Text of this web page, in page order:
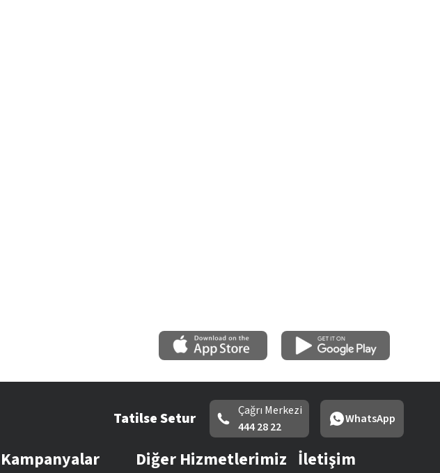
Tatilse Setur
Çağrı Merkezi
444 28 22
WhatsApp
Kampanyalar Diğer Hizmetlerimiz İletişim